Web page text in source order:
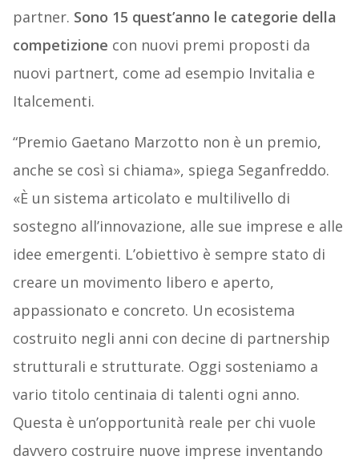
partner. Sono 15 quest’anno le categorie della
competizione con nuovi premi proposti da
nuovi partnert, come ad esempio Invitalia e
Italcementi.
“Premio Gaetano Marzotto non è un premio,
anche se così si chiama», spiega Seganfreddo.
«È un sistema articolato e multilivello di
sostegno all’innovazione, alle sue imprese e alle
idee emergenti. L’obiettivo è sempre stato di
creare un movimento libero e aperto,
appassionato e concreto. Un ecosistema
costruito negli anni con decine di partnership
strutturali e strutturate. Oggi sosteniamo a
vario titolo centinaia di talenti ogni anno.
Questa è un’opportunità reale per chi vuole
davvero costruire nuove imprese inventando